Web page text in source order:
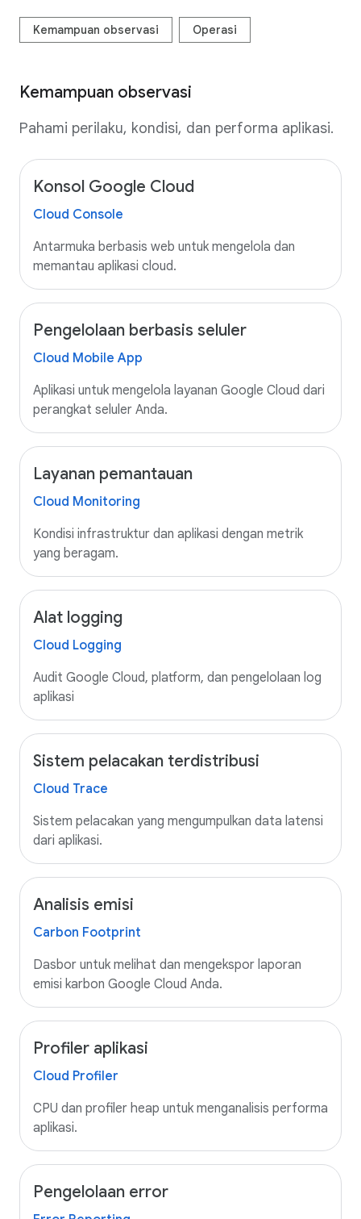
Kemampuan observasi Operasi
Kemampuan observasi
Pahami perilaku, kondisi, dan performa aplikasi.
Konsol Google Cloud
Cloud Console
Antarmuka berbasis web untuk mengelola dan
memantau aplikasi cloud.
Pengelolaan berbasis seluler
Cloud Mobile App
Aplikasi untuk mengelola layanan Google Cloud dari
perangkat seluler Anda.
Layanan pemantauan
Cloud Monitoring
Kondisi infrastruktur dan aplikasi dengan metrik
yang beragam.
Alat logging
Cloud Logging
Audit Google Cloud, platform, dan pengelolaan log
aplikasi
Sistem pelacakan terdistribusi
Cloud Trace
Sistem pelacakan yang mengumpulkan data latensi
dari aplikasi.
Analisis emisi
Carbon Footprint
Dasbor untuk melihat dan mengekspor laporan
emisi karbon Google Cloud Anda.
Profiler aplikasi
Cloud Profiler
CPU dan profiler heap untuk menganalisis performa
aplikasi.
Pengelolaan error